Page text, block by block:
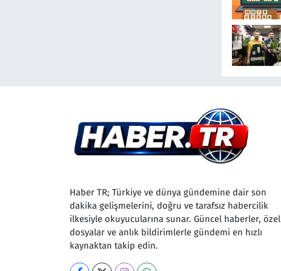
Haber TR; Türkiye ve dünya gündemine dair son
dakika gelişmelerini, doğru ve tarafsız habercilik
ilkesiyle okuyucularına sunar. Güncel haberler, özel
dosyalar ve anlık bildirimlerle gündemi en hızlı
kaynaktan takip edin.